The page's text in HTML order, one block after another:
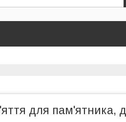
для пам'ятника,